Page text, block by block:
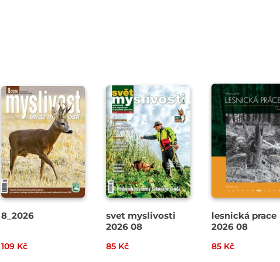
8_2026
109 Kč
svet myslivosti
2026 08
85 Kč
lesnická prace
2026 08
85 Kč